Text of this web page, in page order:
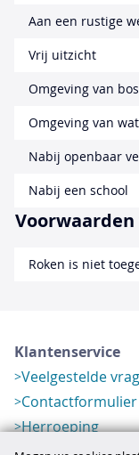
Aan een rustige
Vrij uitzicht
Omgeving van bos
Omgeving van
Nabij openbaar
Nabij een school
Roken is niet
Klantenservice
Veelgestelde
Contactformulier
Herroeping